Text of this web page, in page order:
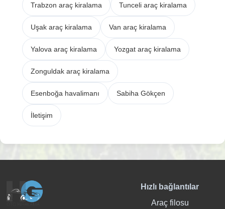
Trabzon araç kiralama Tunceli araç kiralama
Uşak araç kiralama Van araç kiralama
Yalova araç kiralama Yozgat araç kiralama
Zonguldak araç kiralama
Esenboğa havalimanı Sabiha Gökçen
İletişim
Hızlı bağlantılar
Araç filosu